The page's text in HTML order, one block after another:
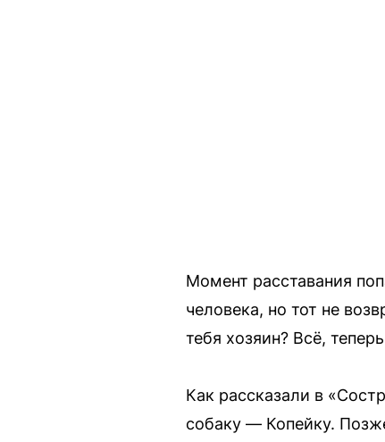
Момент расставания
человека, но тот не
тебя хозяин? Всё,
Как рассказали в
собаку — Копейку.